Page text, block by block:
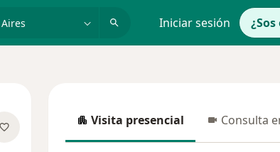
Iniciar sesión
Visita presencial
Visita presencial Consulta
Consulta